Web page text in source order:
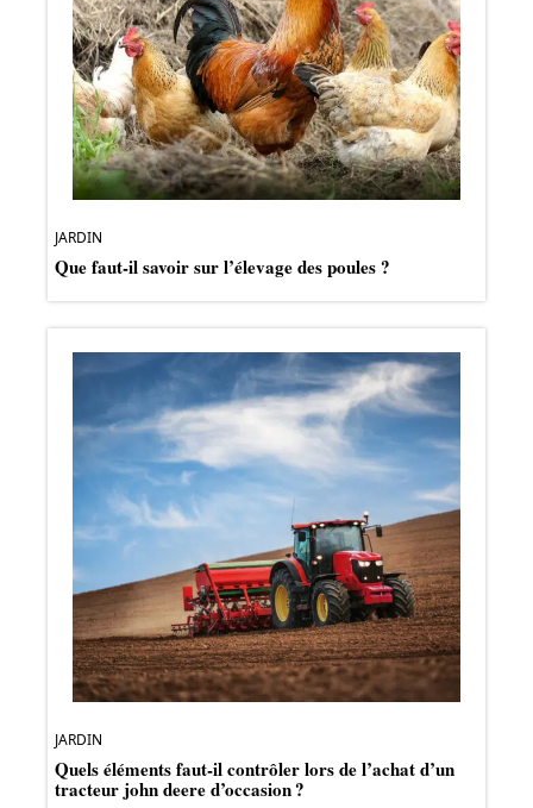
JARDIN
Que faut-il savoir sur l’élevage des poules ?
JARDIN
Quels éléments faut-il contrôler lors de l’achat d’un
tracteur john deere d’occasion ?